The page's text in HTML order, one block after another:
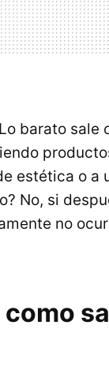
barato sale
estética o
No, si
no